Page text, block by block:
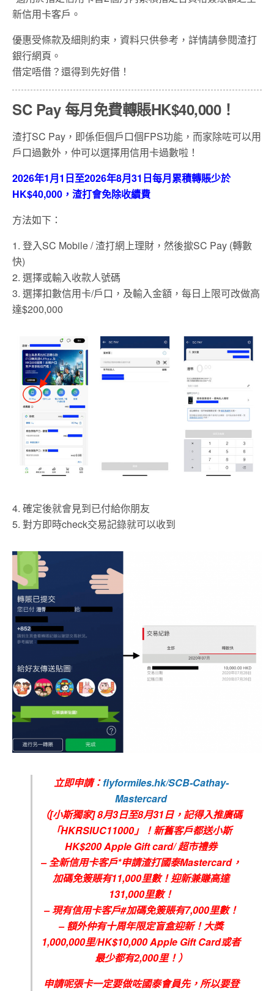
新信用卡客戶。
優惠受條款及細則約束，資料只供參考，詳情請參閱渣打
銀行網頁。
借定唔借？還得到先好借！
SC Pay 每月免費轉賬HK$40,000！
渣打SC Pay，即係佢個戶口個FPS功能，而家除咗可以用
戶口過數外，仲可以選擇用信用卡過數啦！
2026年1月1日至2026年8月31日每月累積轉賬少於
HK$40,000，渣打會免除收續費
方法如下：
1. 登入SC Mobile / 渣打網上理財，然後撳SC Pay (轉數
快)
2. 選擇或輸入收款人號碼
3. 選擇扣數信用卡/戶口，及輸入金額，每日上限可改做高
達$200,000
4. 確定後就會見到已付給你朋友
5. 對方即時check交易記錄就可以收到
立即申請：flyformiles.hk/SCB-Cathay-
Mastercard
（[小斯獨家] 8月3日至8月31日，記得入推廣碼
「HKRSIUC11000」！新舊客戶都送小斯
HK$200 Apple Gift card/ 超市禮券
– 全新信用卡客戶*申請渣打國泰Mastercard，
加碼免簽賬有11,000里數！迎新兼賺高達
131,000里數！
– 現有信用卡客戶#加碼免簽賬有7,000里數！
– 額外仲有十周年限定盲盒迎新！大獎
1,000,000里/HK$10,000 Apple Gift Card或者
最少都有2,000里！）
申請呢張卡一定要做咗國泰會員先，所以要登